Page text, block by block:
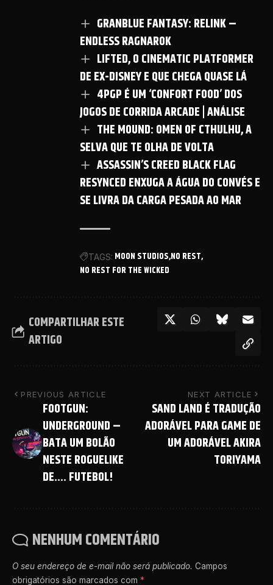
GRANBLUE FANTASY: RELINK –
ENDLESS RAGNAROK
LIFTED, O CINEMATIC PLATFORMER
DE EX-DISNEY E QUE CHEGA QUASE LÁ
4PGP É UM ‘CONFORT FOOD’ DOS
JOGOS DE CORRIDA ARCADE | ANÁLISE
THE MOUND: OMEN OF CTHULHU, A
SELVA QUE TE OLHA DE VOLTA
ASSASSIN’S CREED BLACK FLAG
RESYNCED ENXUGA A ÁGUA DO CONVÉS E
SE LIVRA DA CARGA PESADA AO MAR
TAGS: MOON STUDIOS NO REST
NO REST FOR THE WICKED
COMPARTILHAR ESTE
ARTIGO
PREVIOUS ARTICLE
FOOTGUN:
UNDERGROUND –
BATA UM BOLÃO
NESTE ROGUELIKE
DE…. FUTEBOL!
NEXT ARTICLE
SAND LAND É TRADUÇÃO
ADORÁVEL PARA GAME DE
UM ADORÁVEL AKIRA
TORIYAMA
NENHUM COMENTÁRIO
O seu endereço de e-mail não será publicado. Campos
obrigatórios são marcados com *